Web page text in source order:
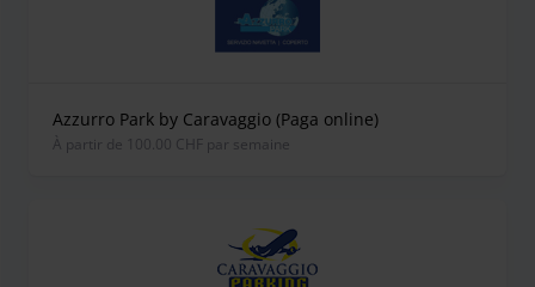
Azzurro Park by Caravaggio (Paga online)
À partir de 100.00 CHF par semaine